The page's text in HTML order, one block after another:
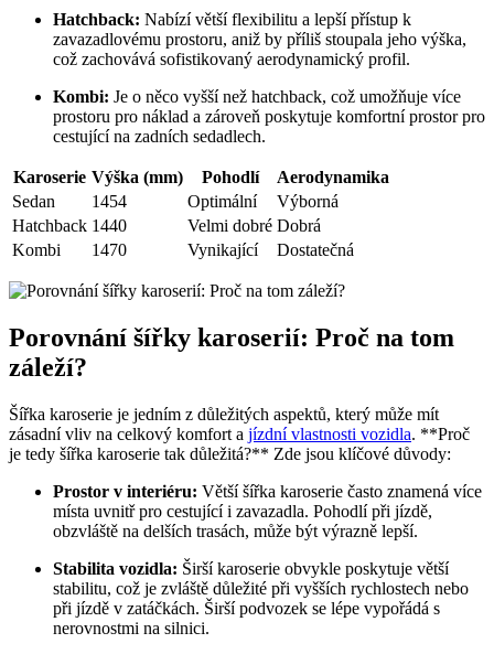
Hatchback: Nabízí větší flexibilitu a lepší přístup k
zavazadlovému prostoru, aniž by příliš stoupala jeho výška,
což zachovává sofistikovaný aerodynamický profil.
Kombi: Je o něco vyšší než hatchback, což umožňuje více
prostoru pro náklad a zároveň poskytuje komfortní prostor pro
cestující na zadních sedadlech.
Karoserie Výška (mm) Pohodlí
Aerodynamika
Sedan
1454 Optimální
Výborná
Hatchback 1440 Velmi dobré Dobrá
Kombi
1470 Vynikající Dostatečná
Porovnání šířky karoserií: Proč na tom
záleží?
Šířka karoserie je jedním z důležitých aspektů, který může mít
zásadní vliv na celkový komfort a jízdní vlastnosti vozidla. **Proč
je tedy šířka karoserie tak důležitá?** Zde jsou klíčové důvody:
Prostor v interiéru: Větší šířka karoserie často znamená více
místa uvnitř pro cestující i zavazadla. Pohodlí při jízdě,
obzvláště na delších trasách, může být výrazně lepší.
Stabilita vozidla: Širší karoserie obvykle poskytuje větší
stabilitu, což je zvláště důležité při vyšších rychlostech nebo
při jízdě v zatáčkách. Širší podvozek se lépe vypořádá s
nerovnostmi na silnici.